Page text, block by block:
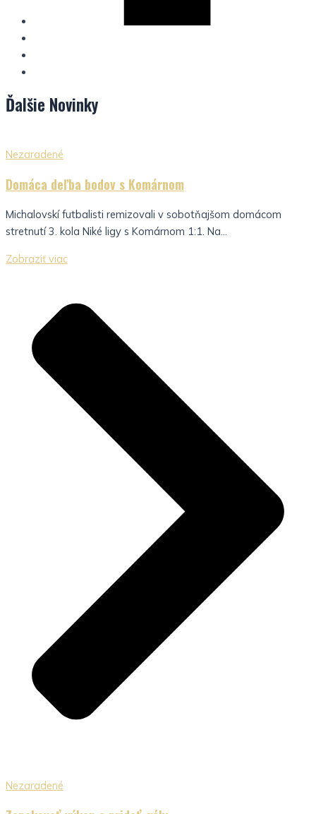
Ďalšie Novinky
Nezaradené
Domáca deľba bodov s Komárnom
Michalovskí futbalisti remizovali v sobotňajšom domácom
stretnutí 3. kola Niké ligy s Komárnom 1:1. Na...
Zobraziť viac
Nezaradené